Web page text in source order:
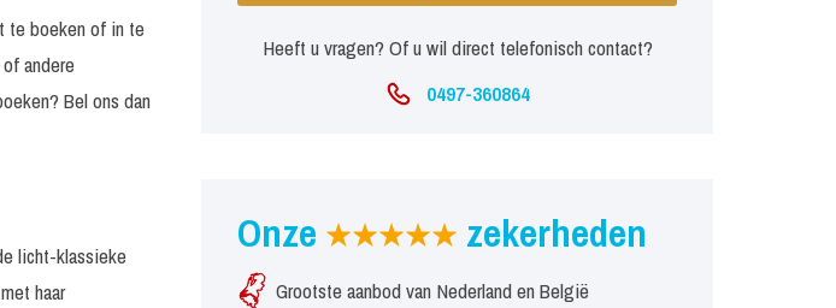
te boeken of in te
andere
Bel ons dan
licht-klassieke
haar
Heeft u vragen? Of u wil direct telefonisch contact?
0497-360864
Onze zekerheden
Grootste aanbod van Nederland en België